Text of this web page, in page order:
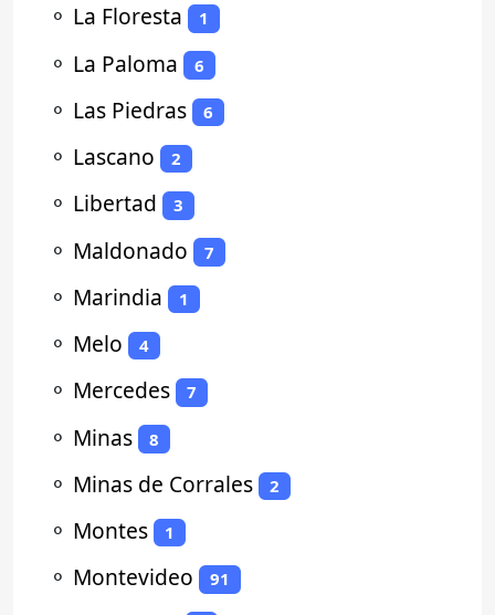
⚬ La Floresta 1
⚬ La Paloma 6
⚬ Las Piedras 6
⚬ Lascano 2
⚬ Libertad 3
⚬ Maldonado 7
⚬ Marindia 1
⚬ Melo 4
⚬ Mercedes 7
⚬ Minas 8
⚬ Minas de Corrales 2
⚬ Montes 1
⚬ Montevideo 91